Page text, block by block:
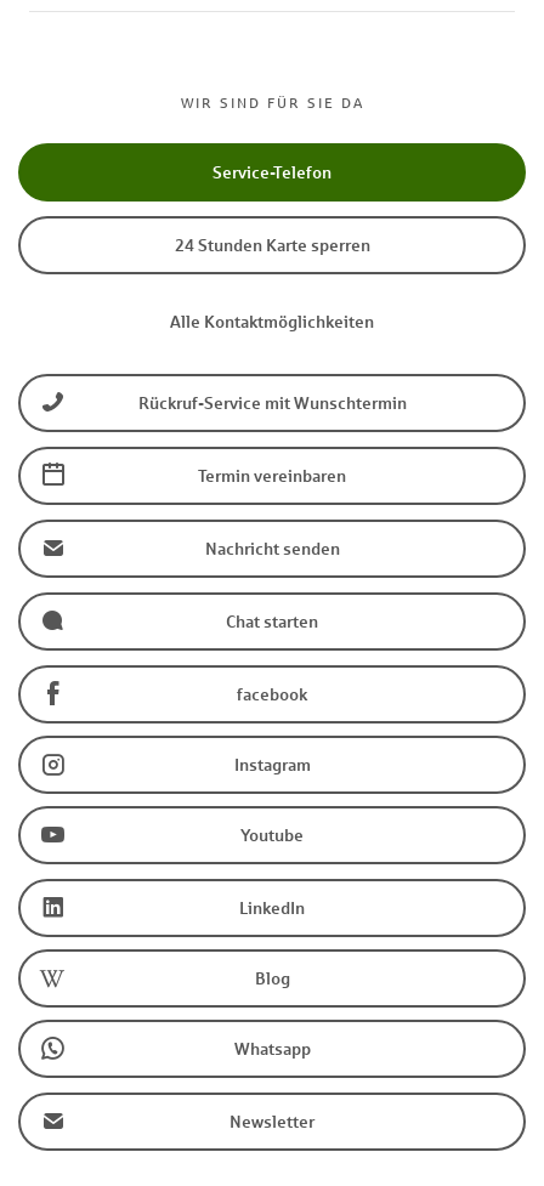
WIR SIND FÜR SIE DA
Service-Telefon
24 Stunden Karte sperren
Alle Kontaktmöglichkeiten
Rückruf-Service mit Wunschtermin
Termin vereinbaren
Nachricht senden
Chat starten
facebook
Instagram
Youtube
LinkedIn
Blog
Whatsapp
Newsletter